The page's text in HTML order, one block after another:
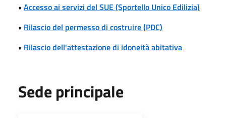
• Accesso ai servizi del SUE (Sportello Unico Edilizia)
• Rilascio del permesso di costruire (PDC)
• Rilascio dell'attestazione di idoneità abitativa
Sede principale